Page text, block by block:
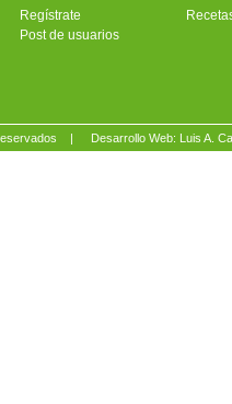
Regístrate
Post de usuarios
reservados | Desarrollo Web: Luis